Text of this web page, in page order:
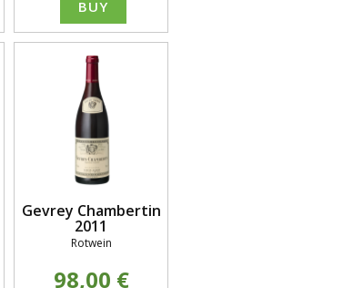
BUY
Gevrey Chambertin
2011
Rotwein
98,00 €